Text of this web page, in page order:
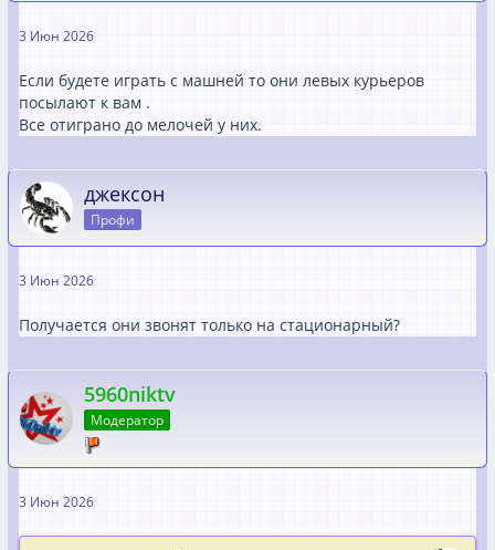
3 Июн 2026
Если будете играть с машней то они левых курьеров
посылают к вам .
Все отиграно до мелочей у них.
джексон
Профи
3 Июн 2026
Получается они звонят только на стационарный?
5960niktv
Модератор
3 Июн 2026